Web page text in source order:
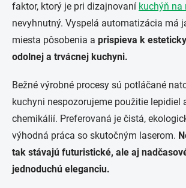
faktor, ktorý je pri dizajnovaní kuchýň na
nevyhnutný. Vyspelá automatizácia má
miesta pôsobenia a prispieva k
odolnej a trvácnej kuchyni.
Bežné výrobné procesy sú potláčané
kuchyni nespozorujeme použitie lepidiel
chemikálií. Preferovaná je čistá,
výhodná práca so skutočným laserom.
tak stávajú futuristické, ale aj
jednoduchú eleganciu.